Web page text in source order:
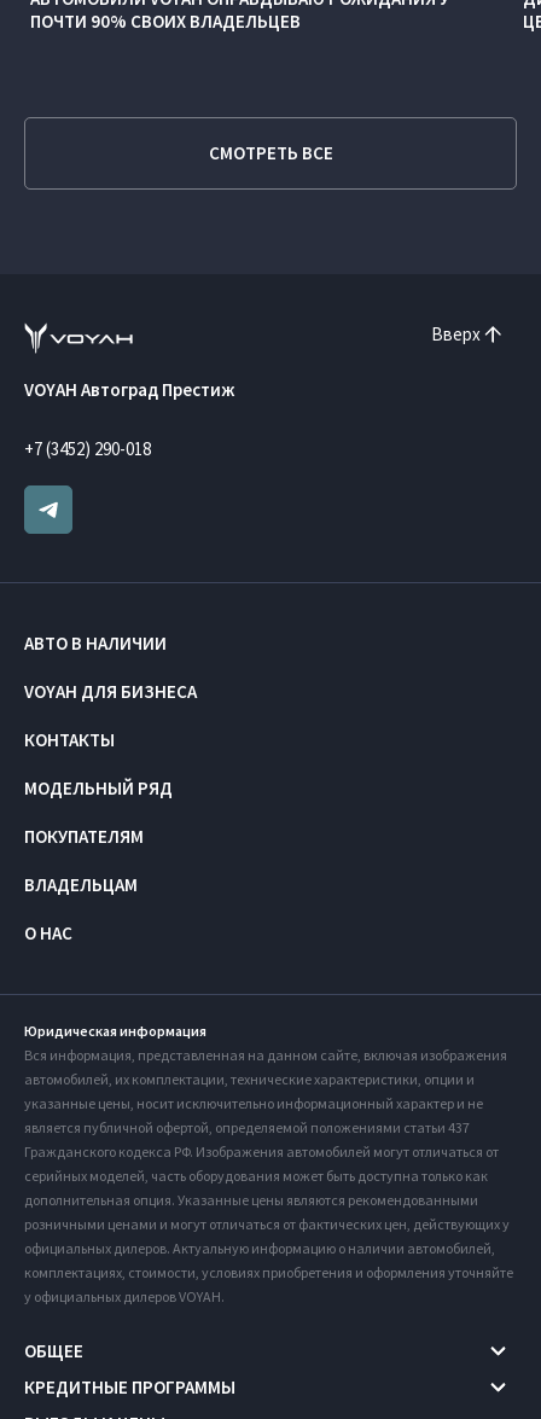
ПОЧТИ 90% СВОИХ ВЛАДЕЛЬЦЕВ
СМОТРЕТЬ ВСЕ
Вверх
VOYAH Автоград Престиж
+7 (3452) 290-018
АВТО В НАЛИЧИИ
VOYAH ДЛЯ БИЗНЕСА
КОНТАКТЫ
МОДЕЛЬНЫЙ РЯД
ПОКУПАТЕЛЯМ
ВЛАДЕЛЬЦАМ
О НАС
Юридическая информация
Вся информация, представленная на данном сайте, включая изображения
автомобилей, их комплектации, технические характеристики, опции и
указанные цены, носит исключительно информационный характер и не
является публичной офертой, определяемой положениями статьи 437
Гражданского кодекса РФ. Изображения автомобилей могут отличаться от
серийных моделей, часть оборудования может быть доступна только как
дополнительная опция. Указанные цены являются рекомендованными
розничными ценами и могут отличаться от фактических цен, действующих у
официальных дилеров. Актуальную информацию о наличии автомобилей,
комплектациях, стоимости, условиях приобретения и оформления уточняйте
у официальных дилеров VOYAH.
ОБЩЕЕ
КРЕДИТНЫЕ ПРОГРАММЫ